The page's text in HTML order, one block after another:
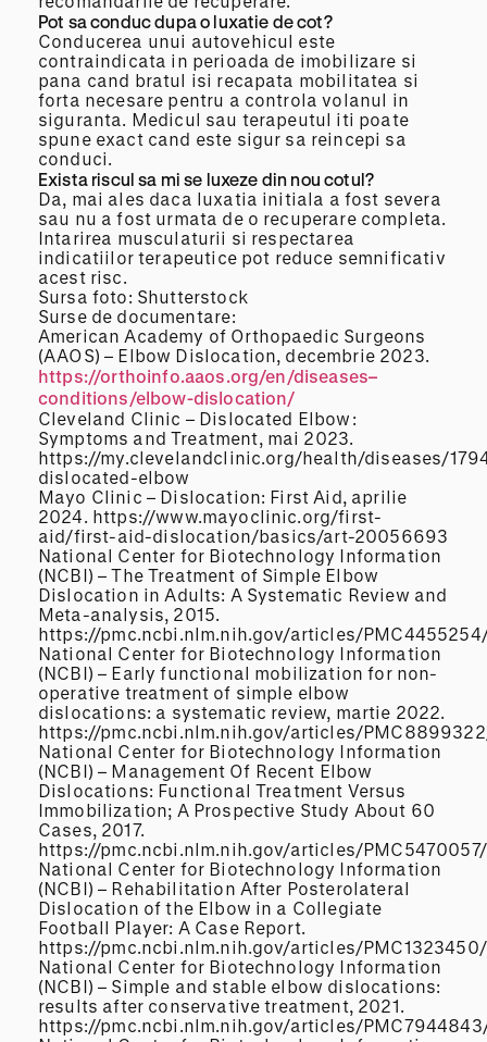
Pot sa conduc dupa o luxatie de cot?
Conducerea unui autovehicul este
contraindicata in perioada de imobilizare si
pana cand bratul isi recapata mobilitatea si
forta necesare pentru a controla volanul in
siguranta. Medicul sau terapeutul iti poate
spune exact cand este sigur sa reincepi sa
conduci.
Exista riscul sa mi se luxeze din nou cotul?
Da, mai ales daca luxatia initiala a fost severa
sau nu a fost urmata de o recuperare completa.
Intarirea musculaturii si respectarea
indicatiilor terapeutice pot reduce semnificativ
acest risc.
Sursa foto: Shutterstock
Surse de documentare:
American Academy of Orthopaedic Surgeons
(AAOS) – Elbow Dislocation, decembrie 2023.
https://orthoinfo.aaos.org/en/diseases–
conditions/elbow-dislocation/
Cleveland Clinic – Dislocated Elbow:
Symptoms and Treatment, mai 2023.
https://my.clevelandclinic.org/health/diseases/
dislocated-elbow
Mayo Clinic – Dislocation: First Aid, aprilie
2024. https://www.mayoclinic.org/first-
aid/first-aid-dislocation/basics/art-20056693
National Center for Biotechnology Information
(NCBI) – The Treatment of Simple Elbow
Dislocation in Adults: A Systematic Review and
Meta-analysis, 2015.
https://pmc.ncbi.nlm.nih.gov/articles/
National Center for Biotechnology Information
(NCBI) – Early functional mobilization for non-
operative treatment of simple elbow
dislocations: a systematic review, martie 2022.
https://pmc.ncbi.nlm.nih.gov/articles/
National Center for Biotechnology Information
(NCBI) – Management Of Recent Elbow
Dislocations: Functional Treatment Versus
Immobilization; A Prospective Study About 60
Cases, 2017.
https://pmc.ncbi.nlm.nih.gov/articles/PMC5470057/
National Center for Biotechnology Information
(NCBI) – Rehabilitation After Posterolateral
Dislocation of the Elbow in a Collegiate
Football Player: A Case Report.
https://pmc.ncbi.nlm.nih.gov/articles/PMC1323450/
National Center for Biotechnology Information
(NCBI) – Simple and stable elbow dislocations:
results after conservative treatment, 2021.
https://pmc.ncbi.nlm.nih.gov/articles/